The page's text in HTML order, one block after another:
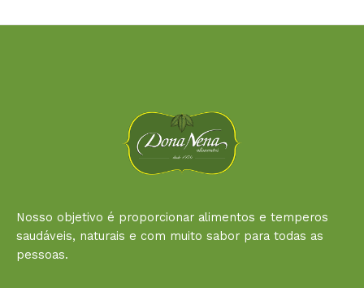
Nosso objetivo é proporcionar alimentos e temperos
saudáveis, naturais e com muito sabor para todas as
pessoas.